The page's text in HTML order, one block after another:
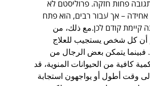
פחות חזקה. פרוליסטם לא
– אך עבור רבים, הוא פתח
קיימת קודם לכן.مع ذلك، من
أن كل شخص يستجيب للعلاج
يتمكن بعض الرجال من
كافية من الحيوانات المنوية، قد
وقت أطول أو يواجهون استجابة